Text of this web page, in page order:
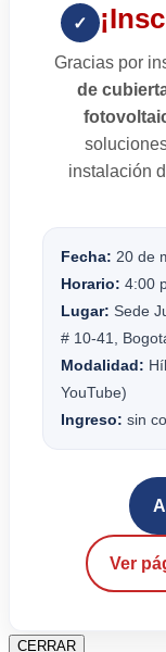
✓
Gracias por
de
instalación
Fecha: 20 de
Horario: 4:00
Lugar: Sede
# 10-41,
Modalidad:
YouTube)
Ingreso: sin
Ver
CERRAR